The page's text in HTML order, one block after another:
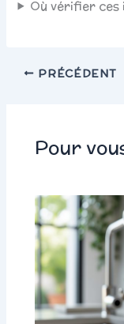
Où vérifier ces
PRÉCÉDENT
Pour